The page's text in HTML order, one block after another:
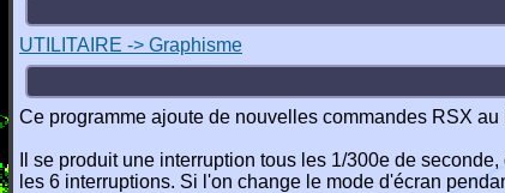
UTILITAIRE -> Graphisme
Ce programme ajoute de nouvelles commandes RSX
Il se produit une interruption tous les 1/300e de
les 6 interruptions. Si l'on change le mode d'écran